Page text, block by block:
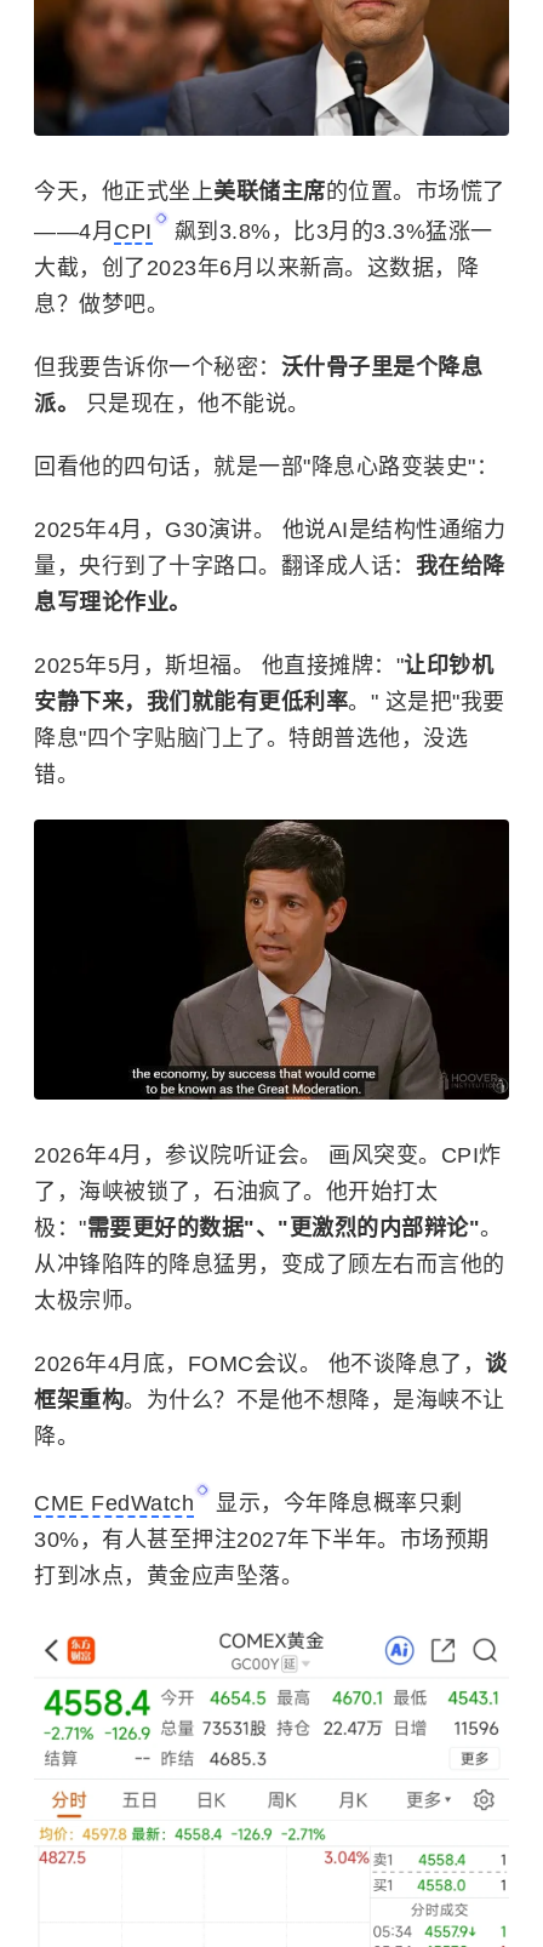
今天，他正式坐上美联储主席的位置。市场慌了
——4月 CPI
飙到3.8%，比3月的3.3%猛涨一
大截，创了2023年6月以来新高。这数据，降
息？做梦吧。
但我要告诉你一个秘密： 沃什骨子里是个降息
派。
只是现在，他不能说。
回看他的四句话，就是一部"降息心路变装史"：
2025年4月，G30演讲。 他说AI是结构性通缩力
量，央行到了十字路口。翻译成人话： 我在给降
息写理论作业。
2025年5月，斯坦福。 他直接摊牌："让印钞机
安静下来，我们就能有更低利率。" 这是把"我要
降息"四个字贴脑门上了。特朗普选他，没选
错。
2026年4月，参议院听证会。 画风突变。CPI炸
了，海峡被锁了，石油疯了。他开始打太
极："需要更好的数据"、"更激烈的内部辩论"。
从冲锋陷阵的降息猛男，变成了顾左右而言他的
太极宗师。
2026年4月底，FOMC会议。 他不谈降息了， 谈
框架重构。为什么？不是他不想降，是海峡不让
降。
CME FedWatch
显示，今年降息概率只剩
30%，有人甚至押注2027年下半年。市场预期
打到冰点，黄金应声坠落。